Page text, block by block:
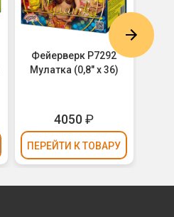
Фейерверк Р7292
Мулатка (0,8" х 36)
4050₽
ПЕРЕЙТИ К ТОВАРУ